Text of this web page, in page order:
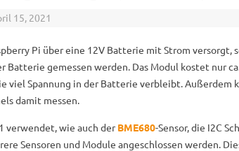
15, 2021
Pi über eine 12V Batterie mit Strom versorgt,
Batterie gemessen werden. Das Modul kostet nur
viel Spannung in der Batterie verbleibt. Außerdem
damit messen.
verwendet, wie auch derBME680-Sensor, die I2C
Sensoren und Module angeschlossen werden.